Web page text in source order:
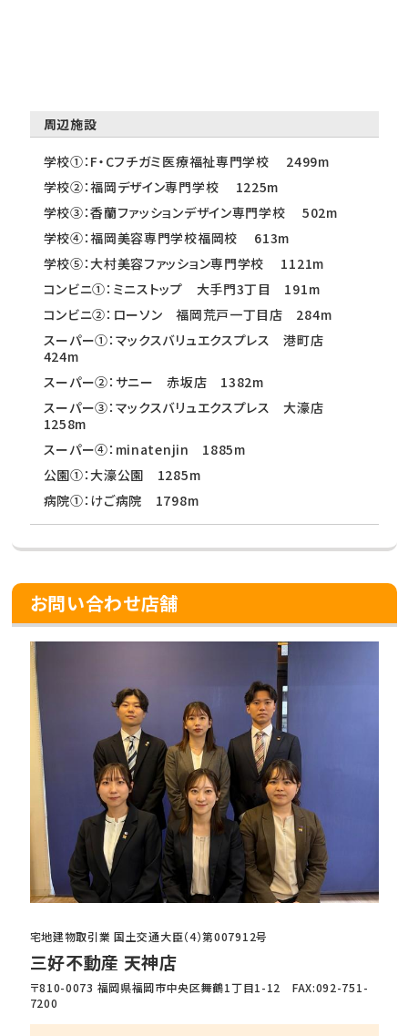
周辺施設
学校①：F・Cフチガミ医療福祉専門学校 2499m
学校②：福岡デザイン専門学校 1225m
学校③：香蘭ファッションデザイン専門学校 502m
学校④：福岡美容専門学校福岡校 613m
学校⑤：大村美容ファッション専門学校 1121m
コンビニ①：ミニストップ 大手門3丁目 191m
コンビニ②：ローソン 福岡荒戸一丁目店 284m
スーパー①：マックスバリュエクスプレス 港町店
424m
スーパー②：サニー 赤坂店 1382m
スーパー③：マックスバリュエクスプレス 大濠店
1258m
スーパー④：minatenjin 1885m
公園①：大濠公園 1285m
病院①：けご病院 1798m
お問い合わせ店舗
宅地建物取引業 国土交通大臣（4）第007912号
三好不動産 天神店
〒810-0073 福岡県福岡市中央区舞鶴1丁目1-12 FAX:092-751-
7200